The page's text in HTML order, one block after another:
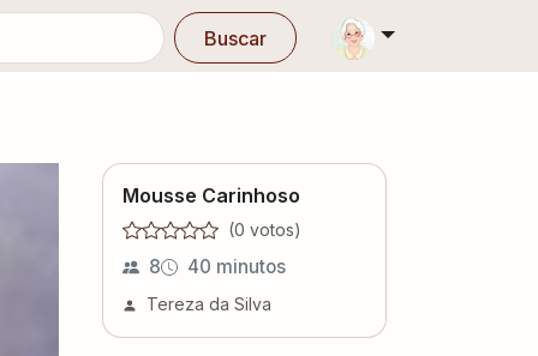
Buscar
Mousse Carinhoso
(0 votos)
8 40 minutos
Tereza da Silva